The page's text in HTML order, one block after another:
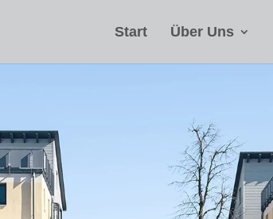
Start Über Uns